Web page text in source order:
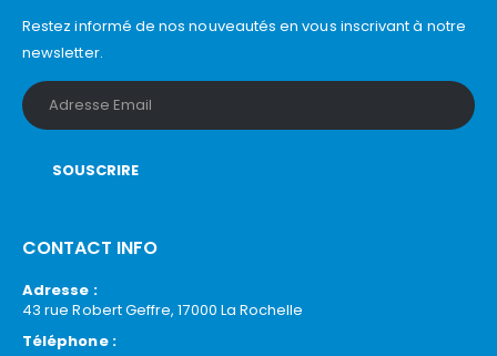
Restez informé de nos nouveautés en vous inscrivant à notre
newsletter.
CONTACT INFO
Adresse :
43 rue Robert Geffre, 17000 La Rochelle
Téléphone :